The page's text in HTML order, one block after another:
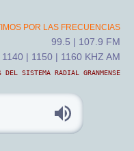
POR LAS FRECUENCIAS
99.5 | 107.9 FM
1140 | 1150 | 1160 KHZ AM
DEL SISTEMA RADIAL GRANMENSE